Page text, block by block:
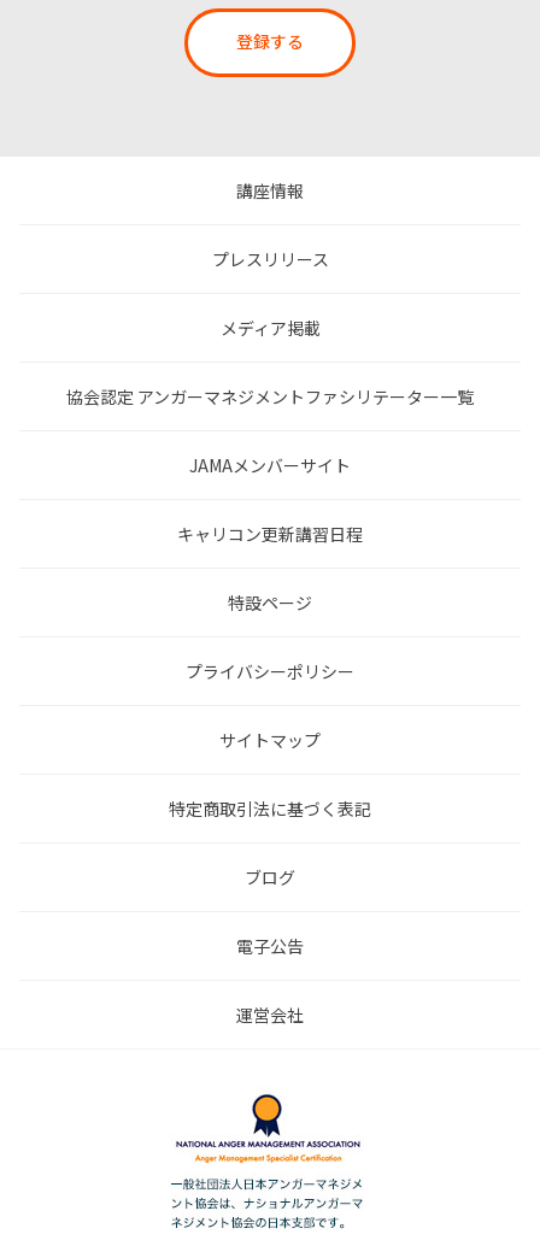
登録する
講座情報
プレスリリース
メディア掲載
協会認定 アンガーマネジメントファシリテーター一覧
JAMAメンバーサイト
キャリコン更新講習日程
特設ページ
プライバシーポリシー
サイトマップ
特定商取引法に基づく表記
ブログ
電子公告
運営会社